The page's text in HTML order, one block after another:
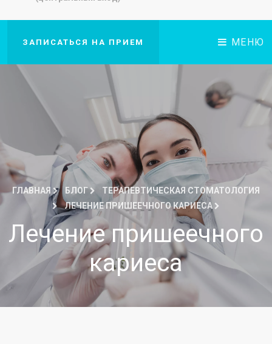
ЗАПИСАТЬСЯ НА ПРИЕМ МЕНЮ
ГЛАВНАЯ БЛОГ
ТЕРАПЕВТИЧЕСКАЯ СТОМАТОЛОГИЯ
ЛЕЧЕНИЕ ПРИШЕЕЧНОГО КАРИЕСА
Лечение пришеечного
кариеса